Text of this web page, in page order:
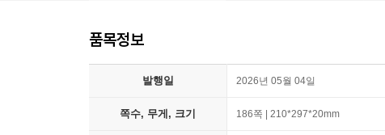
품목정보
발행일 2026년 05월 04일
쪽수, 무게, 크기 186쪽 | 210*297*20mm